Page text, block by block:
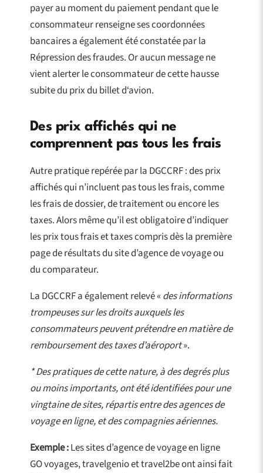
payer au moment du paiement pendant que le
consommateur renseigne ses coordonnées
bancaires a également été constatée par la
Répression des fraudes. Or aucun message ne
vient alerter le consommateur de cette hausse
subite du prix du billet d‘avion.
Des prix affichés qui ne
comprennent pas tous les frais
Autre pratique repérée par la DGCCRF : des prix
affichés qui n’incluent pas tous les frais, comme
les frais de dossier, de traitement ou encore les
taxes. Alors même qu’il est obligatoire d’indiquer
les prix tous frais et taxes compris dès la première
page de résultats du site d’agence de voyage ou
du comparateur.
La DGCCRF a également relevé «des informations
trompeuses sur les droits auxquels les
consommateurs peuvent prétendre en matière de
remboursement des taxes d’aéroport».
* Des pratiques de cette nature, à des degrés plus
ou moins importants, ont été identifiées pour une
vingtaine de sites, répartis entre des agences de
voyage en ligne, et des compagnies aériennes.
Exemple :Les sites d’agence de voyage en ligne
GO voyages, travelgenio et travel2be ont ainsi fait